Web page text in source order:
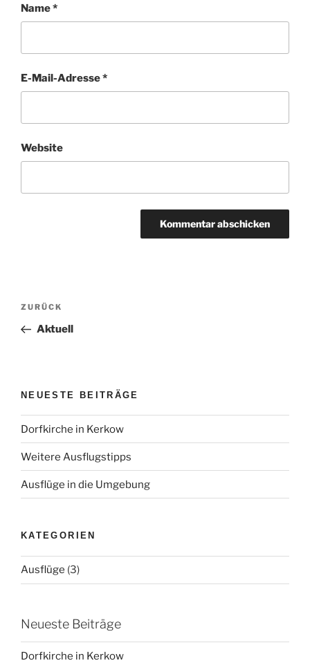
Name*
E-Mail-Adresse*
Website
Beitragsnavigation
Vorheriger
Beitrag
ZURÜCK
Aktuell
NEUESTE BEITRÄGE
Dorfkirche in Kerkow
Weitere Ausflugstipps
Ausflüge in die Umgebung
KATEGORIEN
Ausflüge (3)
Neueste Beiträge
Dorfkirche in Kerkow